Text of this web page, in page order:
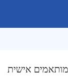
מותאמים אישית